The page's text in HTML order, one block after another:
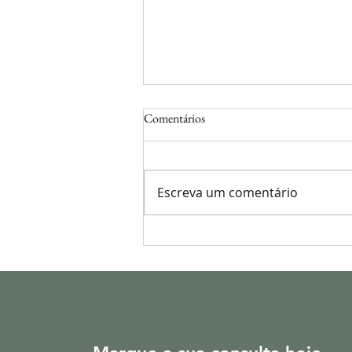
na Menopausa?
Comentários
Escreva um comentário